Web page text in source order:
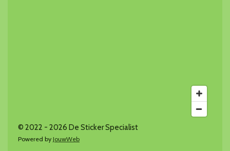
© 2022 - 2026 De Sticker Specialist
Powered by JouwWeb